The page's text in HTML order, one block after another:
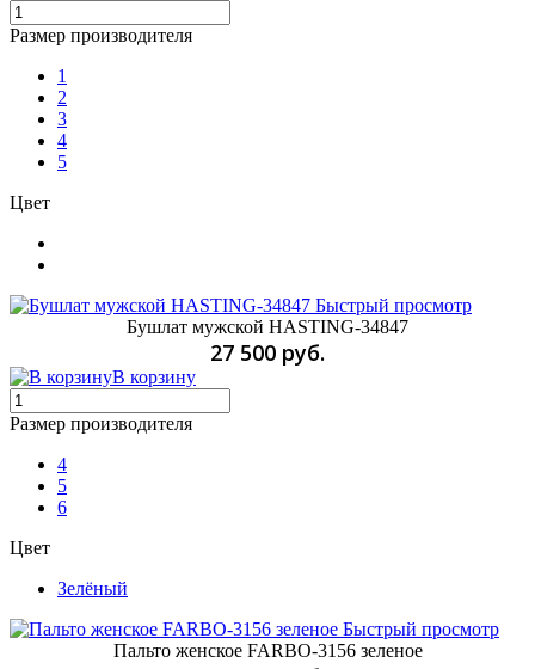
Размер производителя
1
2
3
4
5
Цвет
Быстрый просмотр
Бушлат мужской HASTING-34847
27 500 руб.
В корзину
Размер производителя
4
5
6
Цвет
Зелёный
Быстрый просмотр
Пальто женское FARBO-3156 зеленое